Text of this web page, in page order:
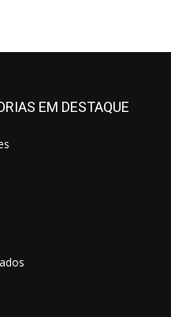
EM DESTAQUE